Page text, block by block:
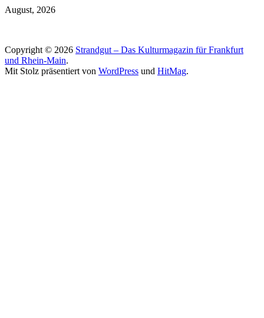
August, 2026
Copyright © 2026 Strandgut – Das Kulturmagazin für Frankfurt
und Rhein-Main.
Mit Stolz präsentiert von WordPress und HitMag.